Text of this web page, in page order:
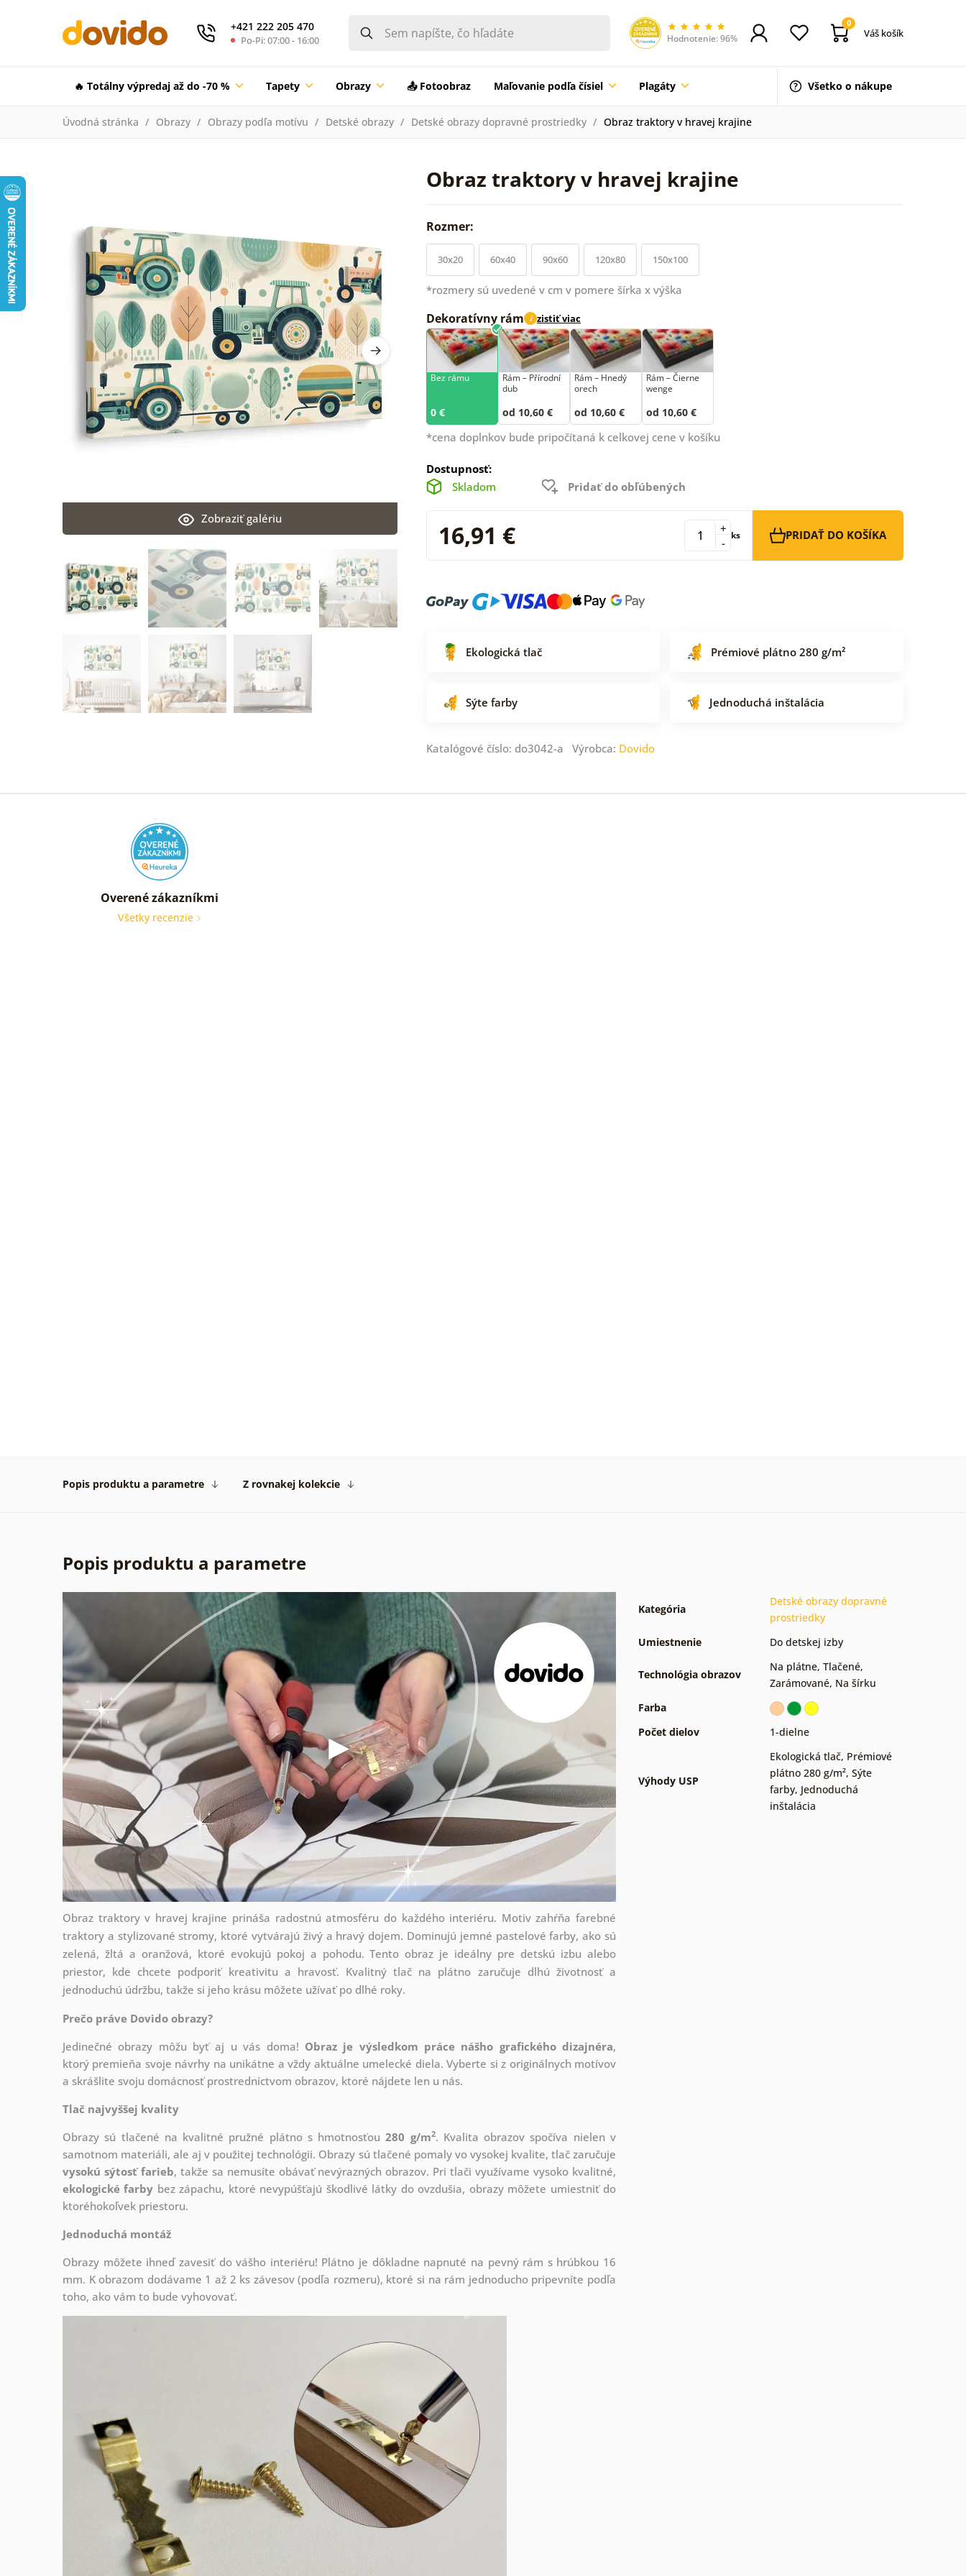
+421 222 205 470
Po-Pi: 07:00 - 16:00 Hodnotenie: 96%
0
Váš košík
🔥 Totálny výpredaj až do -70 % Tapety Obrazy 📤 Fotoobraz Maľovanie podľa čísiel Plagáty Všetko o nákupe
Úvodná stránka Obrazy Obrazy podľa motívu Detské obrazy Detské obrazy dopravné prostriedky Obraz traktory v hravej krajine
Obraz traktory v hravej krajine
Zobraziť galériu
Rozmer:
30x20 60x40 90x60 120x80 150x100
*rozmery sú uvedené v cm v pomere šírka x výška
Dekoratívny rám i zistiť viac
Bez rámu
0 €
Rám –⁠⁠⁠⁠⁠⁠ Přírodní
dub
od 10,60 €
Rám – Hnedý
orech
od 10,60 €
Rám – Čierne
wenge
od 10,60 €
*cena doplnkov bude pripočítaná k celkovej cene v košíku
Dostupnosť:
Skladom
Pridať do obľúbených
16,91 € -
+ ks PRIDAŤ DO KOŠÍKA
Ekologická tlač Prémiové plátno 280 g/m²
Sýte farby Jednoduchá inštalácia
Katalógové číslo: do3042-a Výrobca: Dovido
Overené zákazníkmi
Všetky recenzie
Popis produktu a parametre Z rovnakej kolekcie
Popis produktu a parametre
Obraz traktory v hravej krajine prináša radostnú atmosféru do každého interiéru. Motiv zahŕňa farebné
traktory a stylizované stromy, ktoré vytvárajú živý a hravý dojem. Dominujú jemné pastelové farby, ako sú
zelená, žltá a oranžová, ktoré evokujú pokoj a pohodu. Tento obraz je ideálny pre detskú izbu alebo
priestor, kde chcete podporiť kreativitu a hravosť. Kvalitný tlač na plátno zaručuje dlhú životnosť a
jednoduchú údržbu, takže si jeho krásu môžete užívať po dlhé roky.
Prečo práve Dovido obrazy?
Jedinečné obrazy môžu byť aj u vás doma! Obraz je výsledkom práce nášho grafického dizajnéra,
ktorý premieňa svoje návrhy na unikátne a vždy aktuálne umelecké diela. Vyberte si z originálnych motívov
a skrášlite svoju domácnosť prostredníctvom obrazov, ktoré nájdete len u nás.
Tlač najvyššej kvality
Obrazy sú tlačené na kvalitné pružné plátno s hmotnosťou280 g/m2. Kvalita obrazov spočíva nielen v
samotnom materiáli, ale aj v použitej technológii. Obrazy sú tlačené pomaly vo vysokej kvalite, tlač zaručuje
vysokú sýtosť farieb, takže sa nemusíte obávať nevýrazných obrazov. Pri tlači využívame vysoko kvalitné,
ekologické farby bez zápachu, ktoré nevypúšťajú škodlivé látky do ovzdušia, obrazy môžete umiestniť do
ktoréhokoľvek priestoru.
Jednoduchá montáž
Obrazy môžete ihneď zavesiť do vášho interiéru! Plátno je dôkladne napnuté na pevný rám s hrúbkou 16
mm. K obrazom dodávame 1 až 2 ks závesov (podľa rozmeru), ktoré si na rám jednoducho pripevníte podľa
toho, ako vám to bude vyhovovať.
Kategória
Detské obrazy dopravné
prostriedky
Umiestnenie
Do detskej izby
Technológia obrazov
Na plátne, Tlačené,
Zarámované, Na šírku
Farba
Počet dielov
1-dielne
Výhody USP
Ekologická tlač, Prémiové
plátno 280 g/m², Sýte
farby, Jednoduchá
inštalácia